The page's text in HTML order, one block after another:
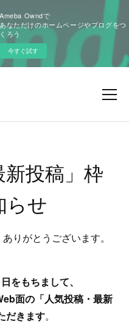
Ameba Owndで
あなただけのホームページやブログをつ
くろう
今すぐ試す
新投稿」枠
らせ
りがとうございます。
をもちまして、
面の「人気投稿・最新
だきます。